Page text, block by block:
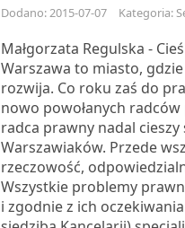
Dodano: 2015-07-07 Kategoria:
Małgorzata Regulska -
Warszawa to miasto,
rozwija. Co roku zaś do
nowo powołanych
radca prawny nadal
Warszawiaków. Przede
rzeczowość,
Wszystkie problemy
i zgodnie z ich